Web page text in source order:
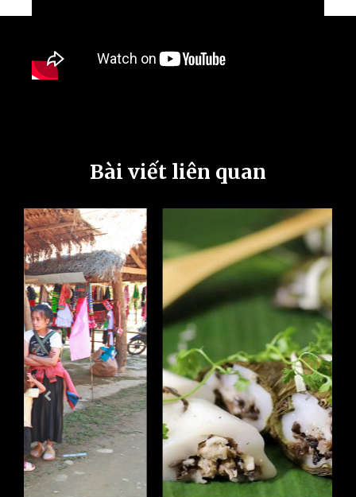
Bài viết liên quan